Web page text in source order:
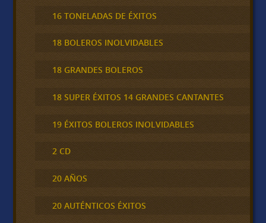
16 TONELADAS DE ÉXITOS
18 BOLEROS INOLVIDABLES
18 GRANDES BOLEROS
18 SUPER ÉXITOS 14 GRANDES CANTANTES
19 ÉXITOS BOLEROS INOLVIDABLES
2 CD
20 AÑOS
20 AUTÉNTICOS ÉXITOS